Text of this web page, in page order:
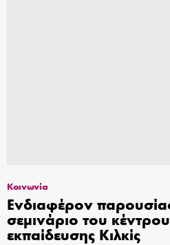
Κοινωνία
Ενδιαφέρον
σεμινάριο του
εκπαίδευσης Κιλκίς